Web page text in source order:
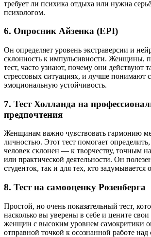
требует ли психика отдыха или нужна
психологом.
6. Опросник Айзенка (EPI)
Он определяет уровень экстраверсии и
склонность к импульсивности. Женщины,
тест, часто узнают, почему они действуют
стрессовых ситуациях, и лучше понимают
эмоциональную устойчивость.
7. Тест Холланда на
предпочтения
Женщинам важно чувствовать гармонию
личностью. Этот тест помогает
человек склонен — к творчеству, точным
или практической деятельности. Он
студенток, так и для тех, кто задумывается
8. Тест на самооценку Розенберга
Простой, но очень показательный тест,
насколько вы уверены в себе и цените
женщин с высоким уровнем самокритики
отправной точкой к осознанной работе над